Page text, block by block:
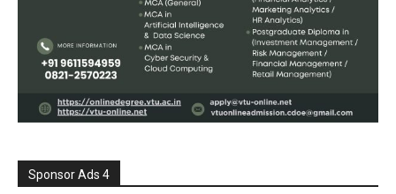
Sponsor Ads 4